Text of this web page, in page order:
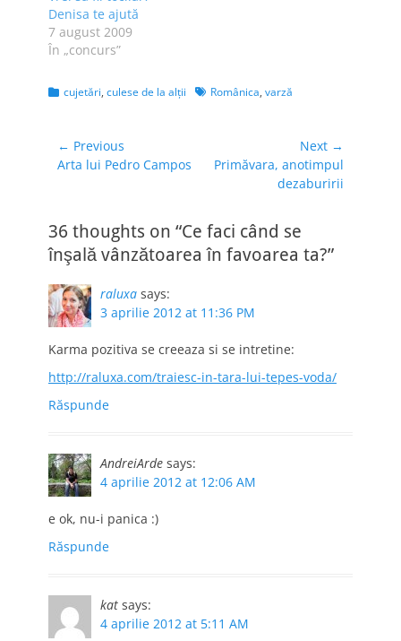
plăcea. Concursul
Denisa te ajută
7 august 2009
În „concurs”
Categories
cujetări, culese de la alţii TagsRomânica, varză
Navigare
în
← Previous
Previous
Arta lui Pedro Campos
Next →
Next
Primăvara, anotimpul
dezaburirii
36 thoughts on “Ce faci când se
înşală vânzătoarea în favoarea ta?”
raluxa says:
3 aprilie 2012 at 11:36 PM
Karma pozitiva se creeaza si se intretine:
http://raluxa.com/traiesc-in-tara-lui-tepes-voda/
Răspunde
AndreiArde says:
4 aprilie 2012 at 12:06 AM
e ok, nu-i panica :)
Răspunde
kat says:
4 aprilie 2012 at 5:11 AM